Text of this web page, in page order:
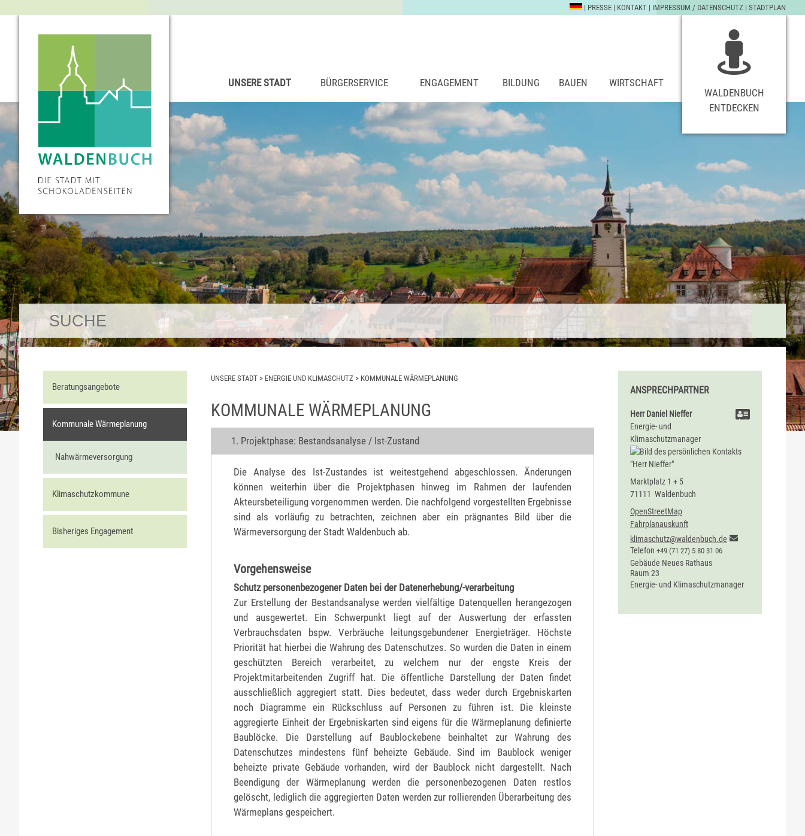
| PRESSE | KONTAKT | IMPRESSUM / DATENSCHUTZ | STADTPLAN
UNSERE STADT BÜRGERSERVICE ENGAGEMENT BILDUNG BAUEN
WIRTSCHAFT
WALDENBUCH
ENTDECKEN
Beratungsangebote
Kommunale Wärmeplanung
Nahwärmeversorgung
Klimaschutzkommune
Bisheriges Engagement
UNSERE STADT > ENERGIE UND KLIMASCHUTZ > KOMMUNALE WÄRMEPLANUNG
KOMMUNALE WÄRMEPLANUNG
1. Projektphase: Bestandsanalyse / Ist-Zustand
Die Analyse des Ist-Zustandes ist weitestgehend abgeschlossen. Änderungen
können weiterhin über die Projektphasen hinweg im Rahmen der laufenden
Akteursbeteiligung vorgenommen werden. Die nachfolgend vorgestellten Ergebnisse
sind als vorläufig zu betrachten, zeichnen aber ein prägnantes Bild über die
Wärmeversorgung der Stadt Waldenbuch ab.
Vorgehensweise
Schutz personenbezogener Daten bei der Datenerhebung/-verarbeitung
Zur Erstellung der Bestandsanalyse werden vielfältige Datenquellen herangezogen
und ausgewertet. Ein Schwerpunkt liegt auf der Auswertung der erfassten
Verbrauchsdaten bspw. Verbräuche leitungsgebundener Energieträger. Höchste
Priorität hat hierbei die Wahrung des Datenschutzes. So wurden die Daten in einem
geschützten Bereich verarbeitet, zu welchem nur der engste Kreis der
Projektmitarbeitenden Zugriff hat. Die öffentliche Darstellung der Daten findet
ausschließlich aggregiert statt. Dies bedeutet, dass weder durch Ergebniskarten
noch Diagramme ein Rückschluss auf Personen zu führen ist. Die kleinste
aggregierte Einheit der Ergebniskarten sind eigens für die Wärmeplanung definierte
Baublöcke. Die Darstellung auf Baublockebene beinhaltet zur Wahrung des
Datenschutzes mindestens fünf beheizte Gebäude. Sind im Baublock weniger
beheizte private Gebäude vorhanden, wird der Baublock nicht dargestellt. Nach
Beendigung der Wärmeplanung werden die personenbezogenen Daten restlos
gelöscht, lediglich die aggregierten Daten werden zur rollierenden Überarbeitung des
Wärmeplans gespeichert.
ANSPRECHPARTNER
Herr Daniel Nieffer
Energie- und
Klimaschutzmanager
Marktplatz 1 + 5
71111 Waldenbuch
OpenStreetMap
Fahrplanauskunft
klimaschutz@waldenbuch.de
Telefon +49 (71 27) 5 80 31 06
Gebäude Neues Rathaus
Raum 23
Energie- und Klimaschutzmanager